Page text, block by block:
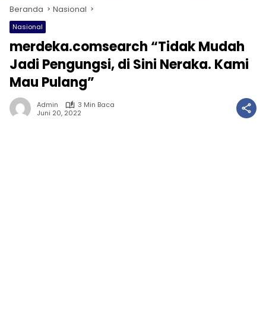
Beranda Nasional
Nasional
merdeka.comsearch “Tidak Mudah
Jadi Pengungsi, di Sini Neraka. Kami
Mau Pulang”
Admin
3 Min Baca
Juni 20, 2022